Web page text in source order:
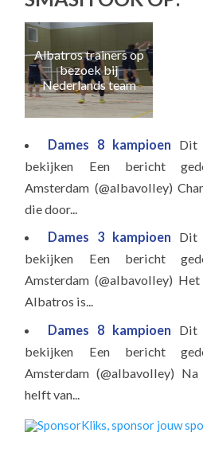
Albatros trainers op
bezoek bij
Nederlands team
Dames 8 kampioen Dit
bekijken Een bericht
Amsterdam (@albavolley)
die door...
Dames 3 kampioen Dit
bekijken Een bericht
Amsterdam (@albavolley)
Albatros is...
Dames 8 kampioen Dit
bekijken Een bericht
Amsterdam (@albavolley) Na
helft van...